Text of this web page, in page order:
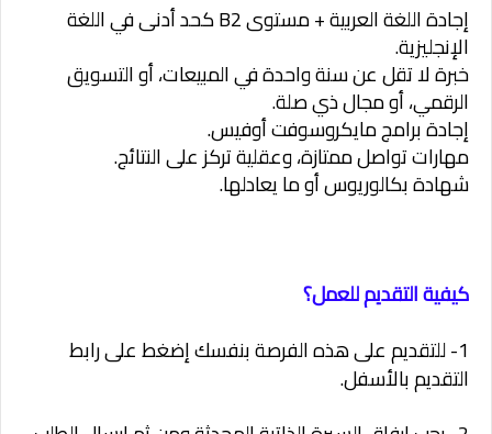
إجادة اللغة العربية + مستوى B2 كحد أدنى في اللغة
الإنجليزية.
خبرة لا تقل عن سنة واحدة في المبيعات، أو التسويق
الرقمي، أو مجال ذي صلة.
إجادة برامج مايكروسوفت أوفيس.
مهارات تواصل ممتازة، وعقلية تركز على النتائج.
شهادة بكالوريوس أو ما يعادلها.
كيفية التقديم للعمل؟
1- للتقديم على هذه الفرصة بنفسك
إضغطعلى رابط
التقديمبالأسفل.